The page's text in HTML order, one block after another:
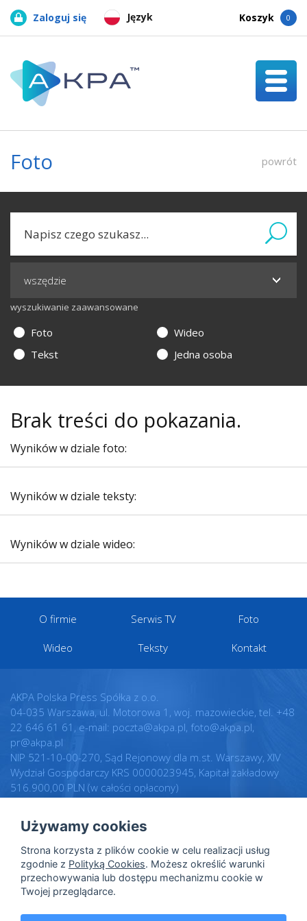
Język
Zaloguj się Koszyk 0
Foto powrót
wyszukiwanie zaawansowane
Foto
Wideo
Tekst
Jedna osoba
Brak treści do pokazania.
Wyników w dziale foto:
Wyników w dziale teksty:
Wyników w dziale wideo:
O firmie Serwis TV Foto
Wideo Teksty Kontakt
AKPA Polska Press Spółka z o.o.
04-035 Warszawa, ul. Motorowa 1, woj. mazowieckie, tel. +48
22 646 61 61, e-mail: poczta@akpa.pl, foto@akpa.pl,
pr@akpa.pl
NIP 521-10-00-270, Sąd Rejonowy dla m.st. Warszawy, XIV
Wydział Gospodarczy KRS 0000023945, Kapitał zakładowy
516.900,00 PLN (w całości opłacony)
Regulamin
Warunki licencji
Polityka prywatności
Polityka cookies
Dane osobowe
Realizacja:
Intellect.pl
Używamy cookies
Strona korzysta z plików cookie w celu realizacji usług
zgodnie z Polityką Cookies. Możesz określić warunki
przechowywania lub dostępu mechanizmu cookie w
Twojej przeglądarce.